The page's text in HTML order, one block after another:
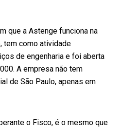
que a Astenge funciona na
tem como atividade
de engenharia e foi aberta
A empresa não tem
de São Paulo, apenas em
o Fisco, é o mesmo que